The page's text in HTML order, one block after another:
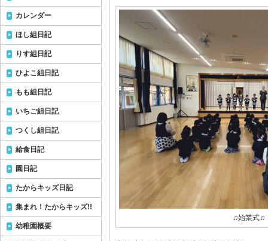
♫始業式♫
カレンダー
ほし組日記
りす組日記
ひよこ組日記
もも組日記
いちご組日記
つくし組日記
給食日記
園日記
たからキッズ日記
集まれ！たからキッズ!!
幼稚園概要